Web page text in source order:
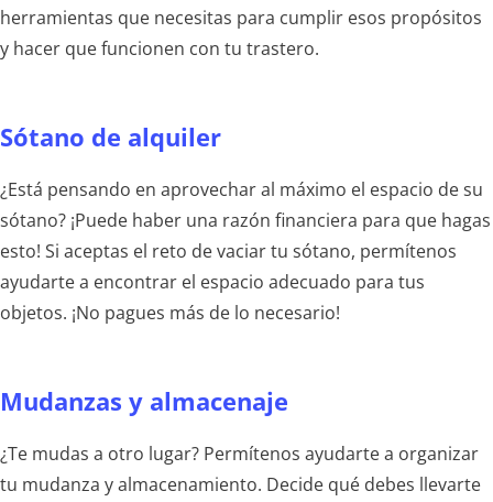
herramientas que necesitas para cumplir esos propósitos
y hacer que funcionen con tu trastero.
Sótano de alquiler
¿Está pensando en aprovechar al máximo el espacio de su
sótano? ¡Puede haber una razón financiera para que hagas
esto! Si aceptas el reto de vaciar tu sótano, permítenos
ayudarte a encontrar el espacio adecuado para tus
objetos. ¡No pagues más de lo necesario!
Mudanzas y almacenaje
¿Te mudas a otro lugar? Permítenos ayudarte a organizar
tu mudanza y almacenamiento. Decide qué debes llevarte